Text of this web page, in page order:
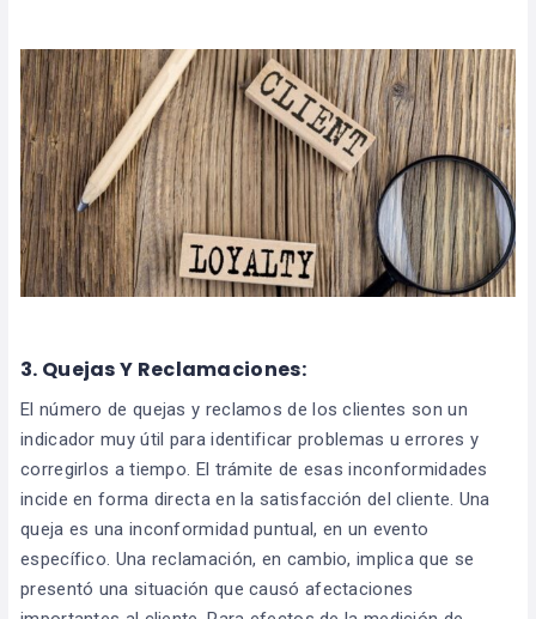
3. Quejas Y Reclamaciones:
El número de quejas y reclamos de los clientes son un
indicador muy útil para identificar problemas u errores y
corregirlos a tiempo. El trámite de esas inconformidades
incide en forma directa en la satisfacción del cliente. Una
queja es una inconformidad puntual, en un evento
específico. Una reclamación, en cambio, implica que se
presentó una situación que causó afectaciones